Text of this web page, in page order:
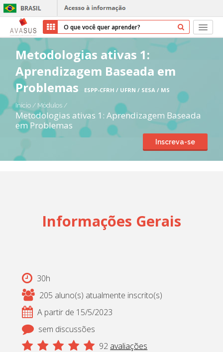
Início
Cursos
Sobre nós
Cadastrar
Metodologias ativas 1:
Aprendizagem Baseada em
Problemas
ESPP-CFRH / UFRN / SESA / MS
Início / Módulos/
Metodologias ativas 1: Aprendizagem Baseada
em Problemas
Inscreva-se
Informações Gerais
30h
205 aluno(s) atualmente inscrito(s)
A partir de 15/5/2023
sem discussões
92 avaliações